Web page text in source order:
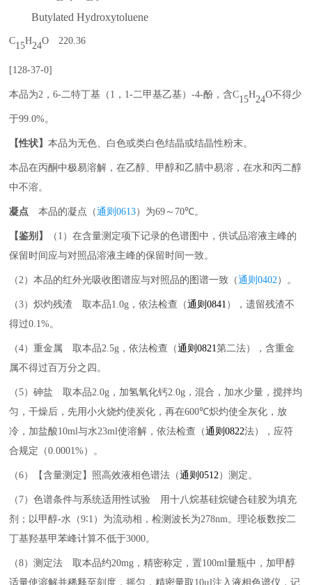
Butylated Hydroxytoluene
C15H24O220.36
[128-37-0]
本品为2 ，6-二特丁基（ 1 ， 1-二甲基乙基）-4-酚，含C15H24O不得少
于99.0%。
【性状】本品为无色、白色或类白色结晶或结晶性粉末。
本品在丙酮中极易溶解，在乙醇、甲醇和乙腈中易溶，在水和丙二醇
中不溶。
凝点 本品的凝点（通则0613）为69 ～ 70℃。
【鉴别】 （ 1 ）在含量测定项下记录的色谱图中，供试品溶液主峰的
保留时间应与对照品溶液主峰的保留时间一致。
（2）本品的红外光吸收图谱应与对照品的图谱一致（通则0402）。
（3）炽灼残渣 取本品1.0g ，依法检查（通则0841 ），遗留残渣不
得过0.1%。
（4）重金属 取本品2.5g ，依法检查（通则0821第二法），含重金
属不得过百万分之四。
（5）砷盐 取本品2.0g ，加氢氧化钙2.0g ，混合，加水少量，搅拌均
匀，干燥后，先用小火烧灼使炭化，再在600℃炽灼使全灰化，放
冷，加盐酸10ml与水23ml使溶解，依法检查（通则0822法），应符
合规定（0.0001%）。
（6） 【含量测定】照高效液相色谱法（通则0512）测定。
（7）色谱条件与系统适用性试验 用十八烷基硅烷键合硅胶为填充
剂；以甲醇-水（9∶1 ）为流动相，检测波长为278nm。理论板数按二
丁基羟基甲苯峰计算不低于3000。
（8）测定法 取本品约20mg ，精密称定，置100ml量瓶中，加甲醇
适量使溶解并稀释至刻度，摇匀，精密量取 10μl注入液相色谱仪，记